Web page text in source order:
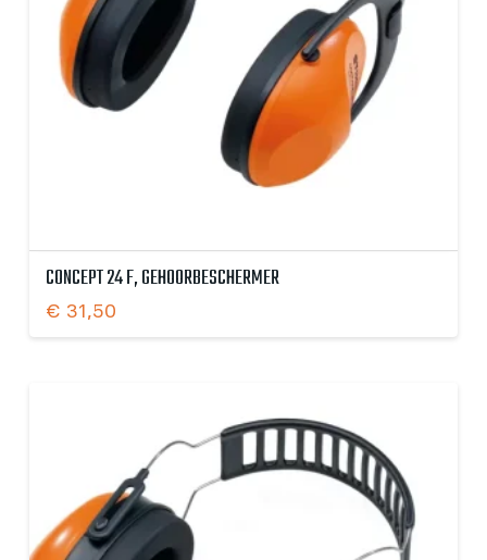
CONCEPT 24 F, GEHOORBESCHERMER
€ 31,50